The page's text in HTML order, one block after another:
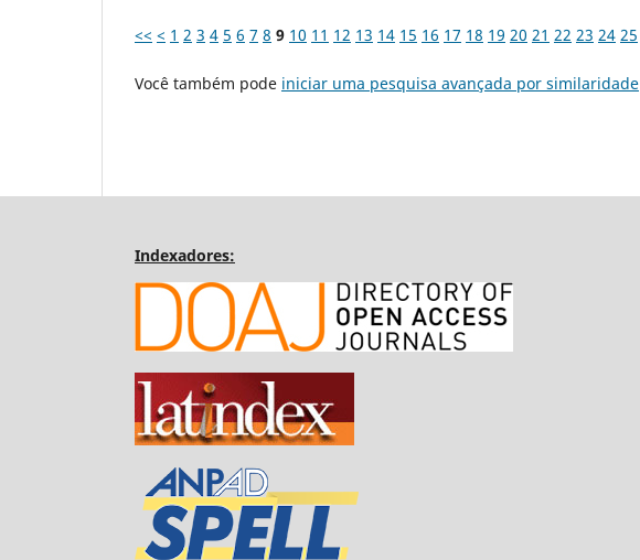
<< < 1 2 3 4 5 6 7 8 9 10 11 12 13 14 15 16 17 18 19 20 21 22 23 24 25
Você também pode iniciar uma pesquisa avançada por similaridade
Indexadores: